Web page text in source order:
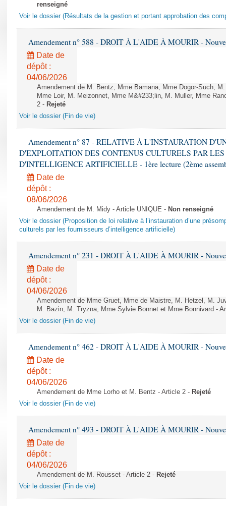
renseigné
Voir le dossier (Résultats de la gestion et portant approbation des
Amendement n° 588 - DROIT À L'AIDE À MOURIR -
Date de
dépôt :
04/06/2026
Amendement de M. Bentz, Mme Bamana, Mme Dogor-Such,
Mme Loir, M. Meizonnet, Mme M&#233;lin, M. Muller, Mme
2 - Rejeté
Voir le dossier (Fin de vie)
Amendement n° 87 - RELATIVE À L'INSTAURATION
D'EXPLOITATION DES CONTENUS CULTURELS PAR LES
D'INTELLIGENCE ARTIFICIELLE - 1ère lecture (2ème
Date de
dépôt :
08/06/2026
Amendement de M. Midy - Article UNIQUE - Non renseigné
Voir le dossier (Proposition de loi relative à l’instauration d’une
culturels par les fournisseurs d’intelligence artificielle)
Amendement n° 231 - DROIT À L'AIDE À MOURIR -
Date de
dépôt :
04/06/2026
Amendement de Mme Gruet, Mme de Maistre, M. Hetzel, M.
M. Bazin, M. Tryzna, Mme Sylvie Bonnet et Mme Bonnivard -
Voir le dossier (Fin de vie)
Amendement n° 462 - DROIT À L'AIDE À MOURIR -
Date de
dépôt :
04/06/2026
Amendement de Mme Lorho et M. Bentz - Article 2 - Rejeté
Voir le dossier (Fin de vie)
Amendement n° 493 - DROIT À L'AIDE À MOURIR -
Date de
dépôt :
04/06/2026
Amendement de M. Rousset - Article 2 - Rejeté
Voir le dossier (Fin de vie)